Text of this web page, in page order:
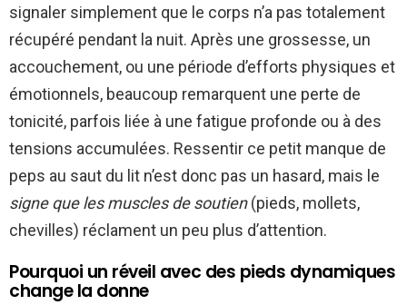
signaler simplement que le corps n’a pas totalement
récupéré pendant la nuit. Après une grossesse, un
accouchement, ou une période d’efforts physiques et
émotionnels, beaucoup remarquent une perte de
tonicité, parfois liée à une fatigue profonde ou à des
tensions accumulées. Ressentir ce petit manque de
peps au saut du lit n’est donc pas un hasard, mais le
signe que les muscles de soutien(pieds, mollets,
chevilles) réclament un peu plus d’attention.
Pourquoi un réveil avec des pieds dynamiques
change la donne